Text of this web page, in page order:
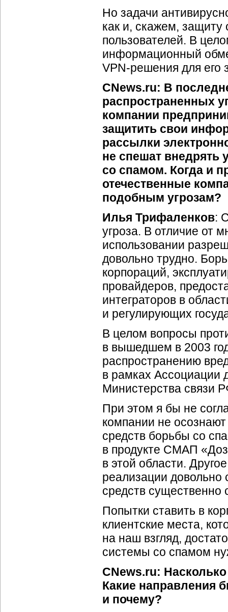
Но задачи
как и, скажем, защиту
пользователей. В
информационный
VPN-решения для его
CNews.ru: В
распространенных
компании
защитить свои
рассылки
не спешат внедрять
со спамом. Когда и
отечественные
подобным угрозам?
Илья Трифаленков:
угроза. В отличие от
использовании
довольно трудно.
корпораций,
провайдеров,
интеграторов в
и регулирующих
В целом вопросы
в вышедшем в 2003
распространению
в рамках Ассоциации
Министерства связи
При этом я бы не
компании не
средств борьбы со
в продукте СМАП
в этой области.
реализации довольно
средств существенно
Попытки ставить в
клиентские места,
на наш взгляд,
системы со спамом
CNews.ru:
Какие направления
и почему?